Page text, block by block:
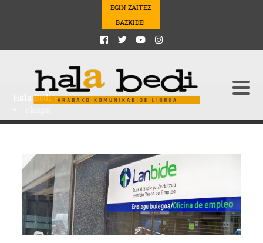
EGIN ZAITEZ
BAZKIDE!
Hala Bedi>